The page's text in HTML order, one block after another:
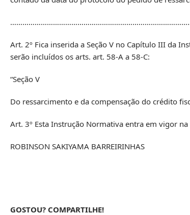
Art. 2º Fica inserida a Seção V no Capítulo III da
serão incluídos os arts. art. 58-A a 58-C:
“Seção V
Do ressarcimento e da compensação do crédito
Art. 3º Esta Instrução Normativa entra em vigor
ROBINSON SAKIYAMA BARREIRINHAS
GOSTOU? COMPARTILHE!